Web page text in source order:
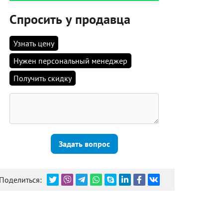
Спросить у продавца
Узнать цену
Нужен персональный менеджер
Получить скидку
Задать вопрос